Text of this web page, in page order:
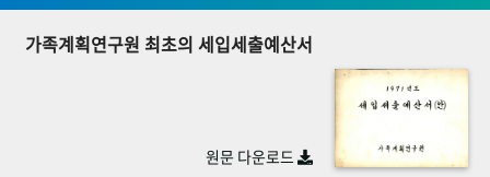
기록물 아카이브
사진 아카이브 문서 기록물 행정박물
숫자로 보는 50년 50+1주년 광장
가족계획연구원 최초의 세입세출예산서
원문 다운로드